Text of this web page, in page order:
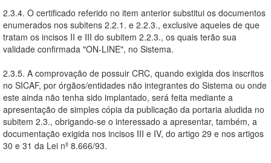
2.3.4. O certificado referido no item anterior substitui os documentos
enumerados nos subitens 2.2.1. e 2.2.3., exclusive aqueles de que
tratam os incisos II e III do subitem 2.2.3., os quais terão sua
validade confirmada "ON-LINE", no Sistema.
2.3.5. A comprovação de possuir CRC, quando exigida dos inscritos
no SICAF, por órgãos/entidades não integrantes do Sistema ou onde
este ainda não tenha sido implantado, será feita mediante a
apresentação de simples cópia da publicação da portaria aludida no
subitem 2.3., obrigando-se o interessado a apresentar, também, a
documentação exigida nos incisos III e IV, do artigo 29 e nos artigos
30 e 31 da Lei nº 8.666/93.